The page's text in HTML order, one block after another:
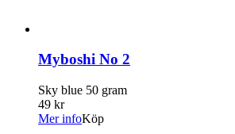
Myboshi No 2
Sky blue 50 gram
49 kr
Mer infoKöp